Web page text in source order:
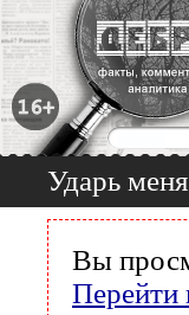
Ударь
Вы
Перейти